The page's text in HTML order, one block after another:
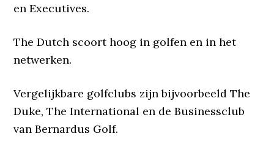
en Executives.
The Dutch scoort hoog in golfen en in het
netwerken.
Vergelijkbare golfclubs zijn bijvoorbeeld The
Duke, The International en de Businessclub
van Bernardus Golf.